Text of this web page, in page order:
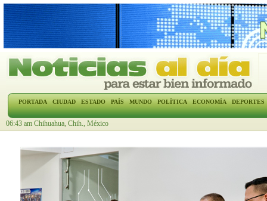
PORTADA CIUDAD ESTADO PAÍS MUNDO POLÍTICA ECONOMÍA DEPORTES
06:43 am Chihuahua, Chih., México